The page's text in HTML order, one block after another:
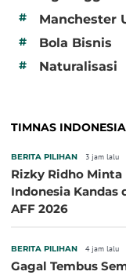
# Manchester
# Bola Bisnis
# Naturalisasi
TIMNAS INDONESIA
BERITA PILIHAN 3 jam lalu
Rizky Ridho Minta
Indonesia Kandas
AFF 2026
BERITA PILIHAN 4 jam lalu
Gagal Tembus